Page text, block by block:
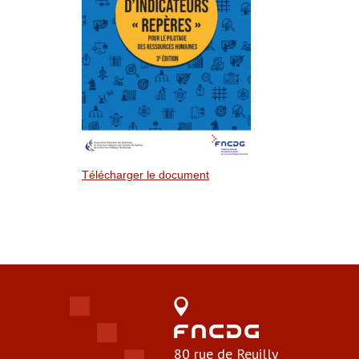
Télécharger le document
80 rue de Reuilly